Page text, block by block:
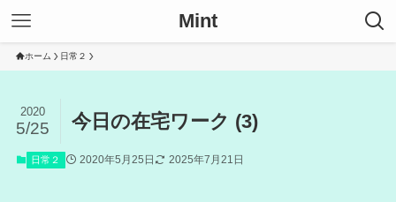
Mint
ホーム 日常２
今日の在宅ワーク (3)
2020
5/25
日常２ 2020年5月25日 2025年7月21日